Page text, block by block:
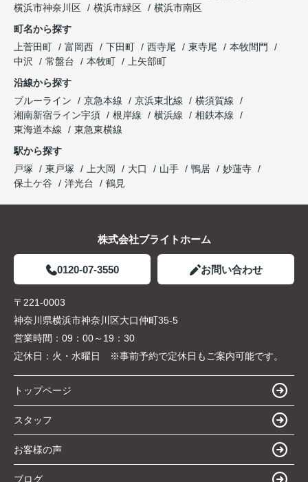
横浜市神奈川区
横浜市緑区
横浜市南区
町名から探す
上菅田町
富岡西 下田町 西寺尾 東寺尾
本牧間門
中沢
常盤台 本牧町
上矢部町
沿線から探す
ブルーライン
京急本線 京浜東北線
横須賀線
湘南新宿ライン宇須
根岸線 横浜線
相鉄本線
東海道本線
東急東横線
駅から探す
戸塚
東戸塚 上大岡 大口 山手 鴨居
妙蓮寺
保土ケ谷
洋光台 鶴見
株式会社ブライトホーム
0120-07-3550 お問い合わせ
〒221-0003
神奈川県横浜市神奈川区大口仲町35-5
営業時間： 09：00～19：30
定休日： 火・水曜日 ※事前予約で定休日もご案内可能です。
トップページ
スタッフ
お客様の声
ブログ